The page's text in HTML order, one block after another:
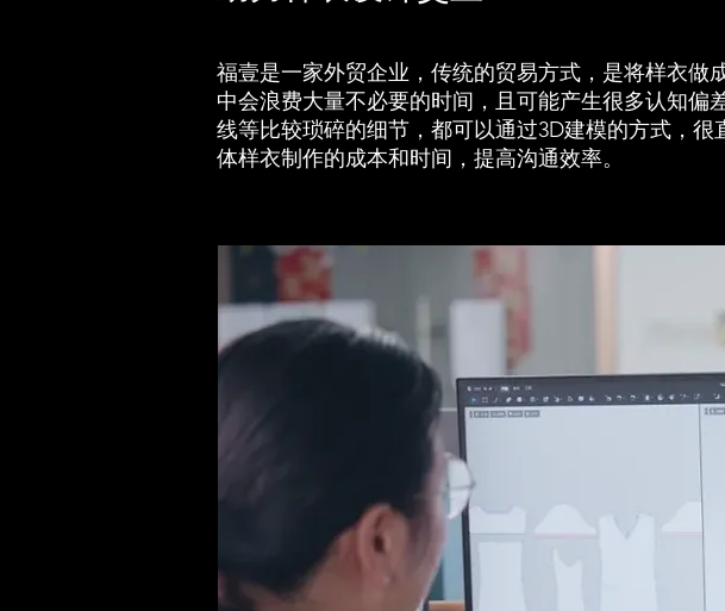
福壹是一家外贸企业，传统的贸易方式，是将样衣
中会浪费大量不必要的时间，且可能产生很多认知偏
线等比较琐碎的细节，都可以通过3D建模的方式，
体样衣制作的成本和时间，提高沟通效率。